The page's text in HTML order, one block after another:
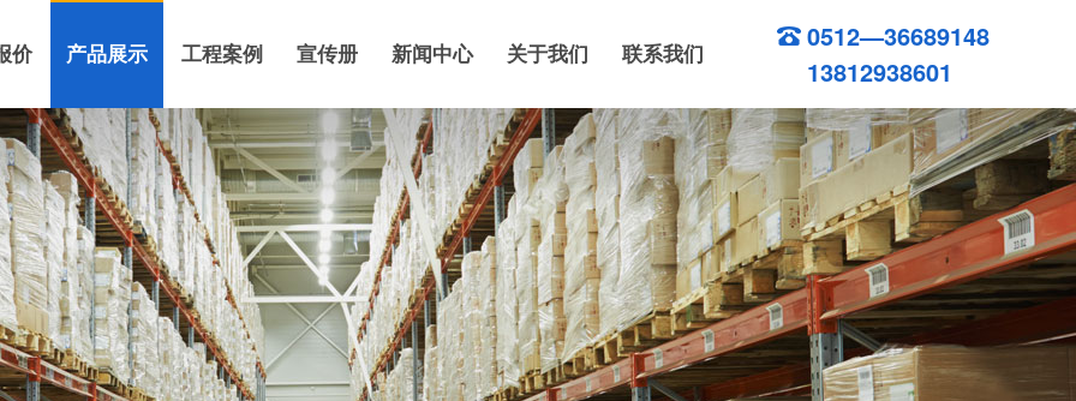
价 产品展示 工程案例 宣传册 新闻中心 关于我们 联系我们
0512—36689148
13812938601